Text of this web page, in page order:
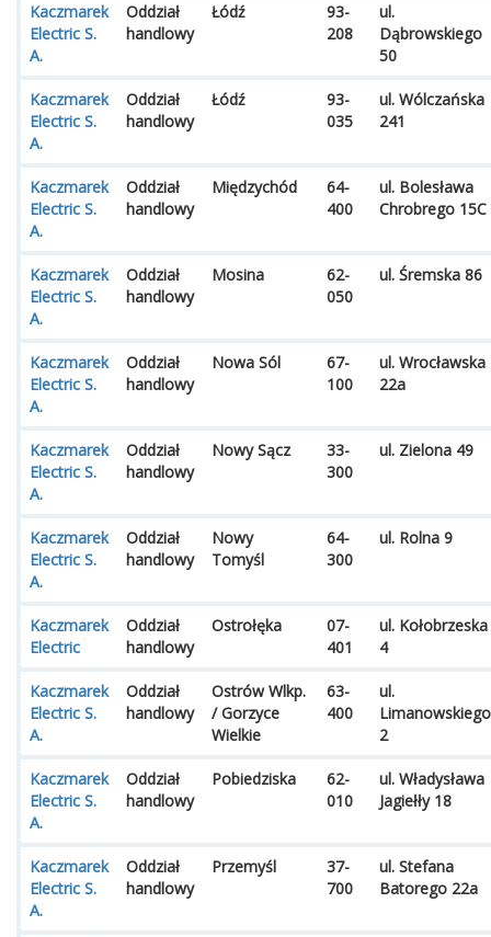
Kaczmarek
Electric S.
A.
Oddział
handlowy
Łódź
93-
208
ul.
Dąbrowskiego
50
Kaczmarek
Electric S.
A.
Oddział
handlowy
Łódź
93-
035
ul. Wólczańska
241
Kaczmarek
Electric S.
A.
Oddział
handlowy
Międzychód
64-
400
ul. Bolesława
Chrobrego 15C
Kaczmarek
Electric S.
A.
Oddział
handlowy
Mosina
62-
050
ul. Śremska 86
Kaczmarek
Electric S.
A.
Oddział
handlowy
Nowa Sól
67-
100
ul. Wrocławska
22a
Kaczmarek
Electric S.
A.
Oddział
handlowy
Nowy Sącz
33-
300
ul. Zielona 49
Kaczmarek
Electric S.
A.
Oddział
handlowy
Nowy
Tomyśl
64-
300
ul. Rolna 9
Kaczmarek
Electric
Oddział
handlowy
Ostrołęka
07-
401
ul. Kołobrzeska
4
Kaczmarek
Electric S.
A.
Oddział
handlowy
Ostrów Wlkp.
/ Gorzyce
Wielkie
63-
400
ul.
Limanowskiego
2
Kaczmarek
Electric S.
A.
Oddział
handlowy
Pobiedziska
62-
010
ul. Władysława
Jagiełły 18
Kaczmarek
Electric S.
A.
Oddział
handlowy
Przemyśl
37-
700
ul. Stefana
Batorego 22a